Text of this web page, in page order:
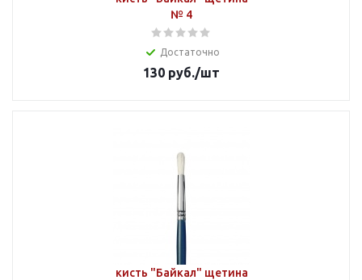
№ 4
Достаточно
130 руб./шт
кисть "Байкал" щетина